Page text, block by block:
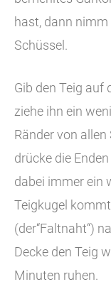
hast, dann
Schüssel.
Gib den Teig auf
ziehe ihn ein
Ränder von
drücke die
dabei immer ein
Teigkugel
(der“Faltnaht“)
Decke den Teig
Minuten ruhen.